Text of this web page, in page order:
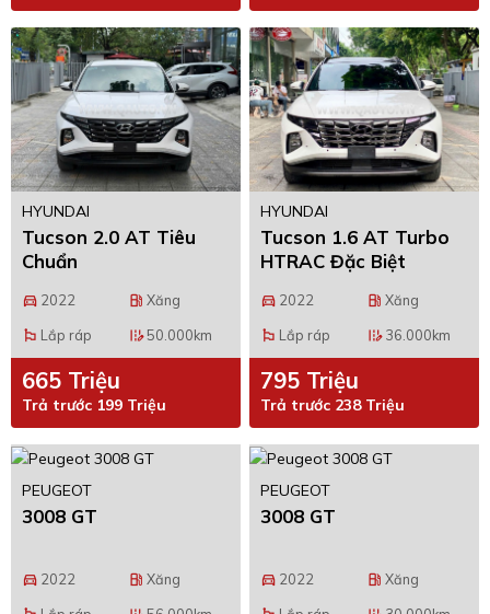
HYUNDAI
Tucson 2.0 AT Tiêu
Chuẩn
directions_car 2022 local_gas_station Xăng
emoji_flags Lắp ráp edit_road50.000km
665 Triệu
Trả trước 199 Triệu
HYUNDAI
Tucson 1.6 AT Turbo
HTRAC Đặc Biệt
directions_car 2022 local_gas_station Xăng
emoji_flags Lắp ráp edit_road 36.000km
795 Triệu
Trả trước 238 Triệu
PEUGEOT
3008 GT
directions_car 2022 local_gas_station Xăng
PEUGEOT
3008 GT
directions_car 2022 local_gas_station Xăng